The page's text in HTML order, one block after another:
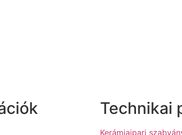
Technikai
Kerámiaipari